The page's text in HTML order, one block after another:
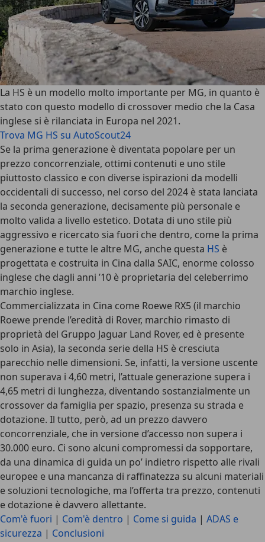
La HS è un modello molto importante per MG, in quanto è
stato con questo modello di crossover medio che la Casa
inglese si è rilanciata in Europa nel 2021.
Trova MG HS su AutoScout24
Se la prima generazione è diventata popolare per un
prezzo concorrenziale, ottimi contenuti e uno stile
piuttosto classico e con diverse ispirazioni da modelli
occidentali di successo, nel corso del 2024 è stata lanciata
la seconda generazione, decisamente più personale e
molto valida a livello estetico. Dotata di uno stile più
aggressivo e ricercato sia fuori che dentro, come la prima
generazione e tutte le altre MG, anche questa HS è
progettata e costruita in Cina dalla SAIC, enorme colosso
inglese che dagli anni ’10 è proprietaria del celeberrimo
marchio inglese.
Commercializzata in Cina come Roewe RX5 (il marchio
Roewe prende l’eredità di Rover, marchio rimasto di
proprietà del Gruppo Jaguar Land Rover, ed è presente
solo in Asia), la seconda serie della HS è cresciuta
parecchio nelle dimensioni. Se, infatti, la versione uscente
non superava i 4,60 metri, l’attuale generazione supera i
4,65 metri di lunghezza, diventando sostanzialmente un
crossover da famiglia per spazio, presenza su strada e
dotazione. Il tutto, però, ad un prezzo davvero
concorrenziale, che in versione d’accesso non supera i
30.000 euro. Ci sono alcuni compromessi da sopportare,
da una dinamica di guida un po’ indietro rispetto alle rivali
europee e una mancanza di raffinatezza su alcuni materiali
e soluzioni tecnologiche, ma l’offerta tra prezzo, contenuti
e dotazione è davvero allettante.
Com'è fuori | Com'è dentro | Come si guida | ADAS e
sicurezza | Conclusioni